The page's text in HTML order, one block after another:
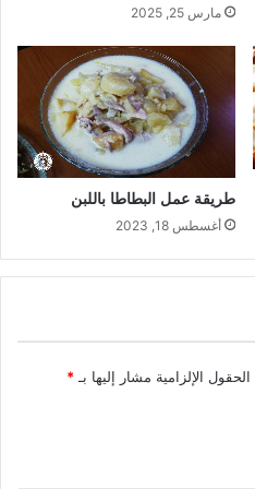
مارس 25, 2025
طريقة عمل البطاطا باللبن
أغسطس 18, 2023
الحقول الإلزامية مشار إليها بـ *